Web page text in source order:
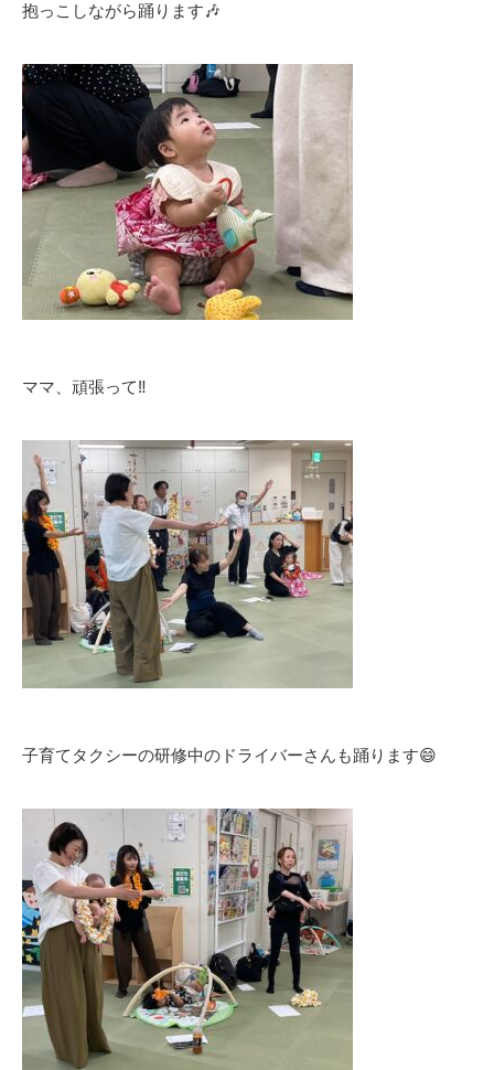
抱っこしながら踊ります🎶
ママ、頑張って‼️
子育てタクシーの研修中のドライバーさんも踊ります😄